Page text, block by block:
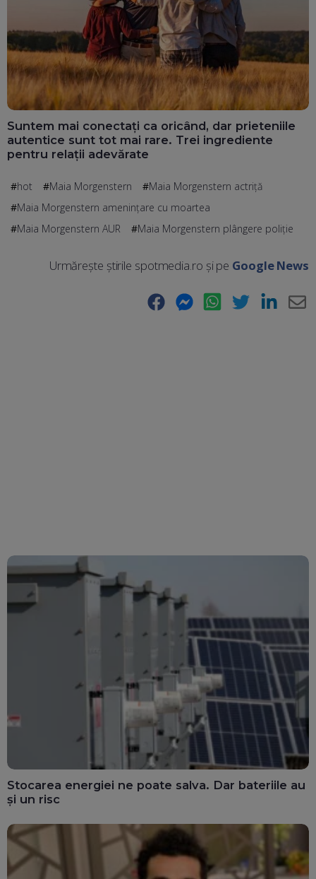
Suntem mai conectați ca oricând, dar prieteniile
autentice sunt tot mai rare. Trei ingrediente
pentru relații adevărate
hot Maia Morgenstern
Maia Morgenstern actriță
Maia Morgenstern amenințare cu moartea
Maia Morgenstern AUR
Maia Morgenstern plângere poliție
Urmărește știrile spotmedia.ro și pe Google News
Facebook Messenger WhatsApp Twitter LinkedIn
Stocarea energiei ne poate salva. Dar bateriile au
și un risc